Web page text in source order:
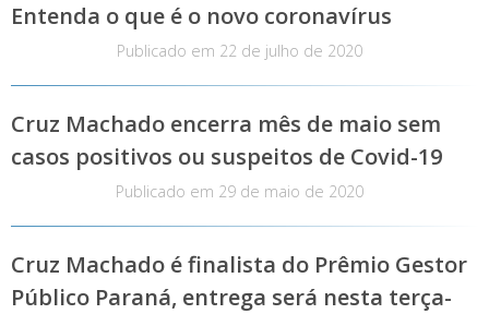
Entenda o que é o novo coronavírus
Publicado em 22 de julho de 2020
Cruz Machado encerra mês de maio sem
casos positivos ou suspeitos de Covid-19
Publicado em 29 de maio de 2020
Cruz Machado é finalista do Prêmio Gestor
Público Paraná, entrega será nesta terça-